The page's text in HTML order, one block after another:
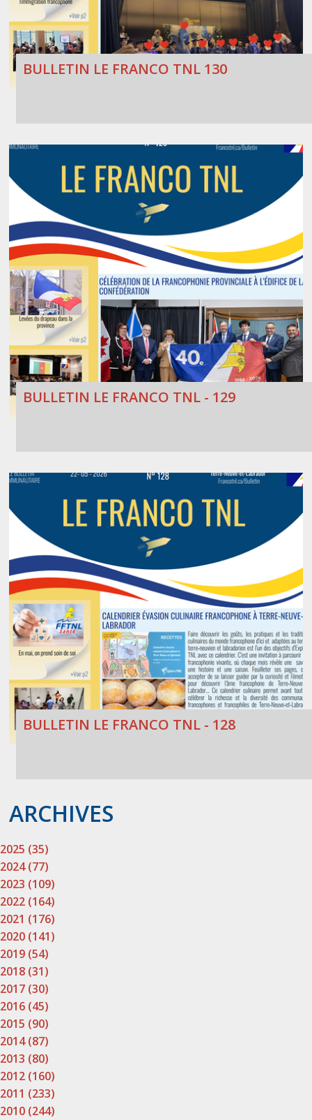
BULLETIN LE FRANCO TNL 130
BULLETIN LE FRANCO TNL - 129
BULLETIN LE FRANCO TNL - 128
ARCHIVES
2025 (35)
2024 (77)
2023 (109)
2022 (164)
2021 (176)
2020 (141)
2019 (54)
2018 (31)
2017 (30)
2016 (45)
2015 (90)
2014 (87)
2013 (80)
2012 (160)
2011 (233)
2010 (244)